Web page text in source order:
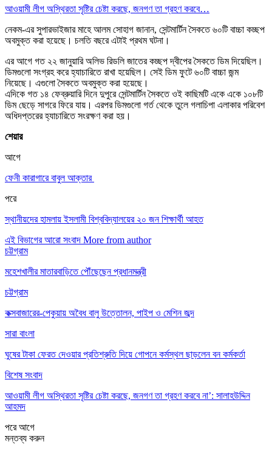
আওয়ামী লীগ অস্থিরতা সৃষ্টির চেষ্টা করছে, জনগণ তা গ্রহণ করবে…
নেকম-এর সুপারভাইজার মাহে আলম সোহাগ জানান, সেন্টমার্টিন সৈকতে ৬০টি বাচ্চা কচ্ছপ
অবমুক্ত করা হয়েছে। চলতি বছরে এটাই প্রথম ঘটনা।
এর আগে গত ২২ জানুয়ারি অলিভ রিডলি জাতের কচ্ছপ দ্বীপের সৈকতে ডিম দিয়েছিল।
ডিমগুলো সংগ্রহ করে হ্যাচারিতে রাখা হয়েছিল। সেই ডিম ফুটে ৬০টি বাচ্চা জন্ম
নিয়েছে। এগুলো সৈকতে অবমুক্ত করা হয়েছে।
এদিকে গত ১৪ ফেব্রুয়ারি দিনে দুপুরে সেন্টমার্টিন সৈকতে ওই কাছিমটি একে একে ১০৮টি
ডিম ছেড়ে সাগরে ফিরে যায়। এরপর ডিমগুলো গর্ত থেকে তুলে গলাচিপা এলাকার পরিবেশ
অধিদপ্তরের হ্যাচারিতে সংরক্ষণ করা হয়।
শেয়ার
আগে
ফেনী কারাগারে বাবুল আক্তার
পরে
স্থানীয়দের হামলায় ইসলামী বিশ্ববিদ্যালয়ের ২০ জন শিক্ষার্থী আহত
এই বিভাগের আরো সংবাদ More from author
চট্টগ্রাম
মহেশখালীর মাতারবাড়িতে পৌঁছেছেন প্রধানমন্ত্রী
চট্টগ্রাম
কক্সবাজারের-পেকুয়ায় অবৈধ বালু উত্তোলন, পাইপ ও মেশিন জব্দ
সারা বাংলা
ঘুষের টাকা ফেরত দেওয়ার প্রতিশ্রুতি দিয়ে গোপনে কর্মস্থল ছাড়লেন বন কর্মকর্তা
বিশেষ সংবাদ
আওয়ামী লীগ অস্থিরতা সৃষ্টির চেষ্টা করছে, জনগণ তা গ্রহণ করবে না’: সালাহউদ্দিন
আহমদ
পরেআগে
মন্তব্য করুন